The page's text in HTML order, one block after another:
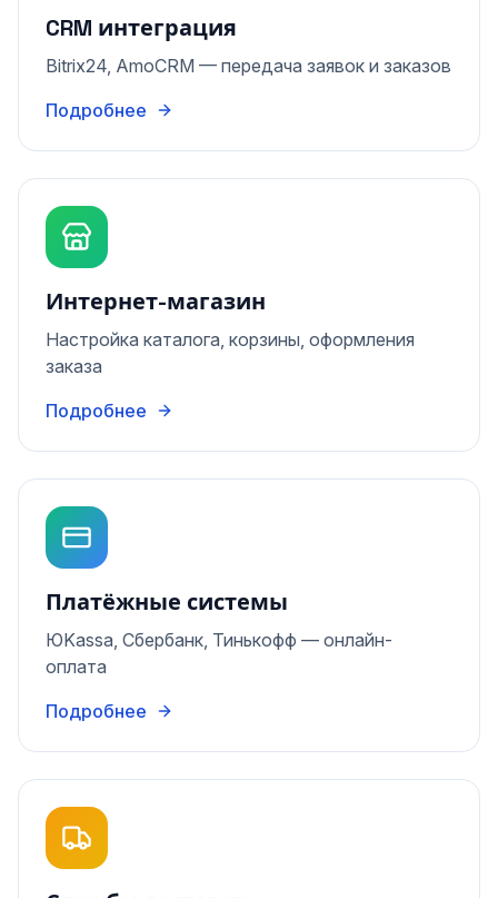
CRM интеграция
Bitrix24, AmoCRM — передача заявок и заказов
Подробнее
Интернет-магазин
Настройка каталога, корзины, оформления
заказа
Подробнее
Платёжные системы
ЮKassa, Сбербанк, Тинькофф — онлайн-
оплата
Подробнее